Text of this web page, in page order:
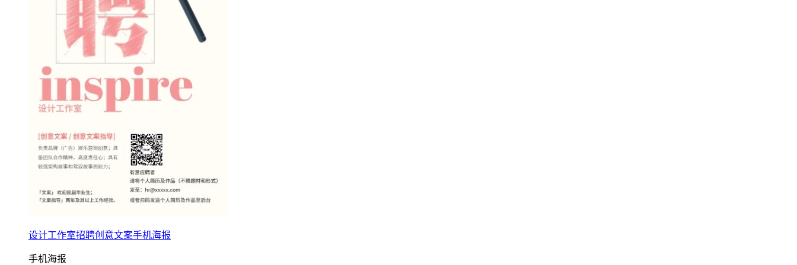
设计工作室招聘创意文案手机海报
手机海报